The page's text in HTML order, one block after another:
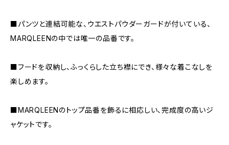
■パンツと連結可能な、ウエストパウダーガードが付いている、
MARQLEENの中では唯一の品番です。
■フードを収納し、ふっくらした立ち襟にでき、様々な着こなしを
楽しめます。
■MARQLEENのトップ品番を飾るに相応しい、完成度の高いジ
ャケットです。